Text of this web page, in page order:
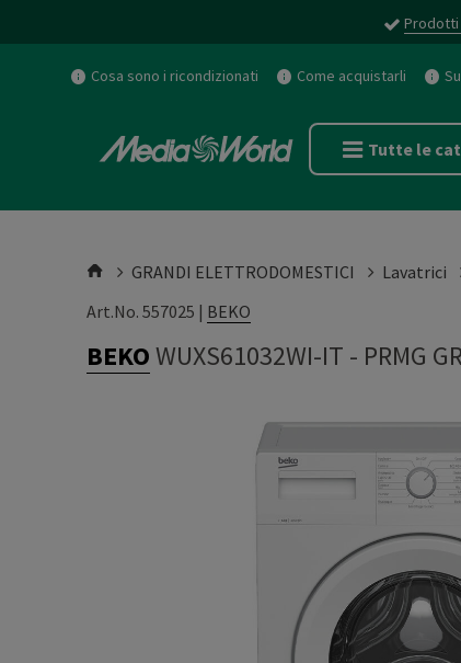
Prodotti
Cosa sono i ricondizionati Come acquistarli
Tutte le
GRANDI ELETTRODOMESTICI Lavatrici
Art.No. 557025 | BEKO
BEKOWUXS61032WI-IT - PRMG